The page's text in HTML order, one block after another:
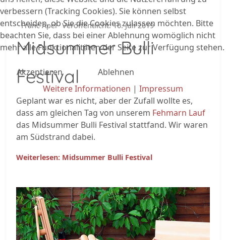
Franc Apel Veröffentlicht: 10. Juli 2019
Midsummer Bulli
Festival
Geplant war es nicht, aber der Zufall wollte es,
dass am gleichen Tag von unserem Fehmarn Lauf
das Midsummer Bulli Festival stattfand. Wir waren
am Südstrand dabei.
Weiterlesen: Midsummer Bulli Festival
verbessern (Tracking Cookies). Sie können selbst
entscheiden, ob Sie die Cookies zulassen möchten. Bitte
beachten Sie, dass bei einer Ablehnung womöglich nicht
mehr alle Funktionalitäten der Seite zur Verfügung stehen.
Akzeptieren
Ablehnen
Weitere Informationen | Impressum